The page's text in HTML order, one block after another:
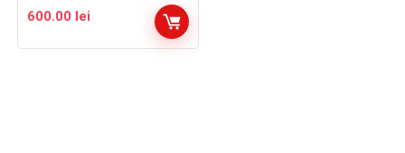
600.00 lei